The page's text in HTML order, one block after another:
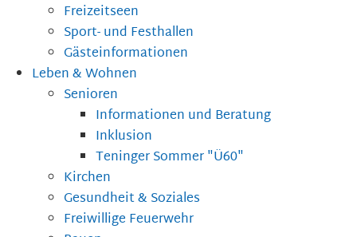
Freizeitseen
Sport- und Festhallen
Gästeinformationen
Leben & Wohnen
Senioren
Informationen und Beratung
Inklusion
Teninger Sommer "Ü60"
Kirchen
Gesundheit & Soziales
Freiwillige Feuerwehr